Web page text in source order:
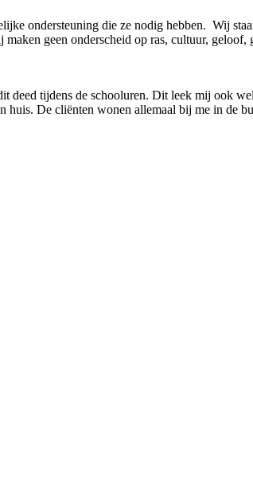
ondersteuning die ze nodig hebben. Wij
geen onderscheid op ras, cultuur, geloof,
deed tijdens de schooluren. Dit leek mij ook
huis. De cliënten wonen allemaal bij me in de